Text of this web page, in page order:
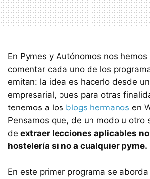
En Pymes y Autónomos nos
comentar cada uno de los
emitan: la idea es hacerlo desde
empresarial, pues para otras
tenemos a los blogs hermanos en
Pensamos que, de un modo u otro
de extraer lecciones aplicables no
hostelería si no a cualquier pyme.
En este primer programa se aborda